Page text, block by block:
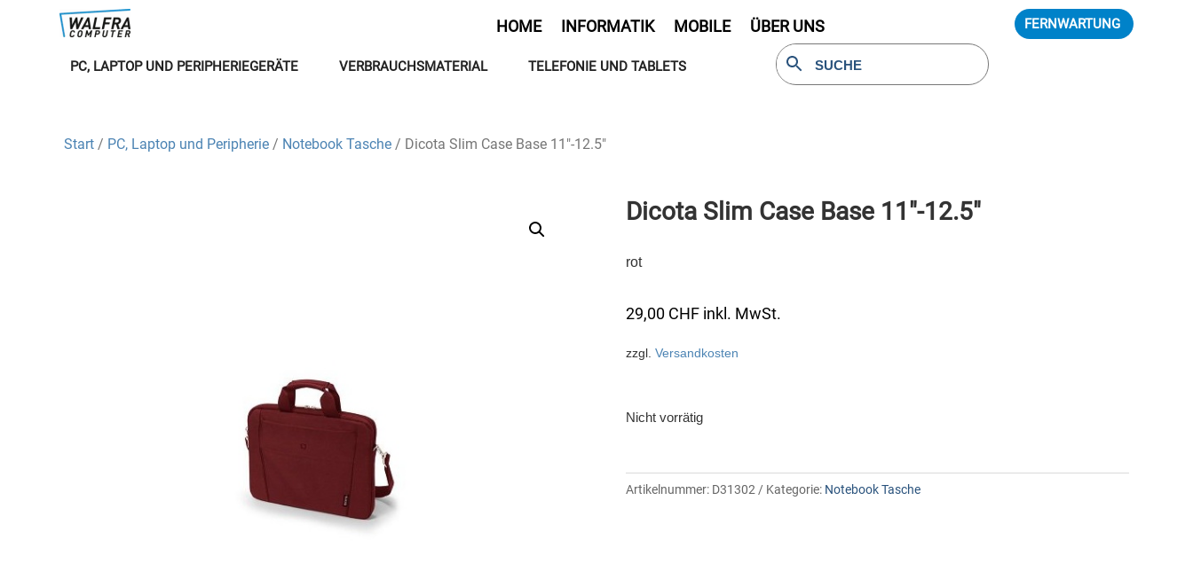
HOME INFORMATIK MOBILE ÜBER UNS FERNWARTUNG
PC, LAPTOP UND PERIPHERIEGERÄTE VERBRAUCHSMATERIAL TELEFONIE UND TABLETS
Start / PC, Laptop und Peripherie / Notebook Tasche / Dicota Slim Case Base 11″-12.5″
Dicota Slim Case Base 11″-12.5″
rot
29,00 CHF inkl. MwSt.
zzgl. Versandkosten
Nicht vorrätig
Artikelnummer: D31302 Kategorie: Notebook Tasche